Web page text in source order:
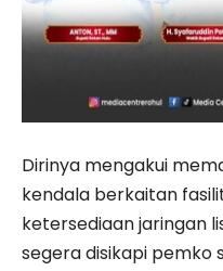
Dirinya mengakui
kendala berkaitan
ketersediaan jaringan
segera disikapi pemko